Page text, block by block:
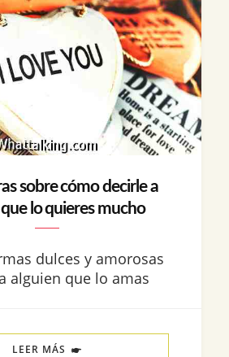
sobre cómo decirle a
lo quieres mucho
dulces y amorosas
alguien que lo amas
LEER MÁS